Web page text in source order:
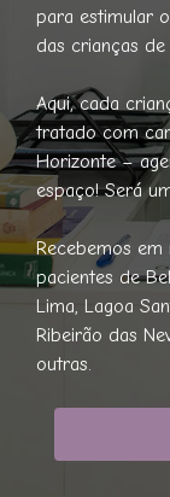
para estimular
das crianças
Aqui, cada
tratado com
Horizonte –
espaço! Será
Recebemos
pacientes de
Lima, Lagoa
Ribeirão das
outras.